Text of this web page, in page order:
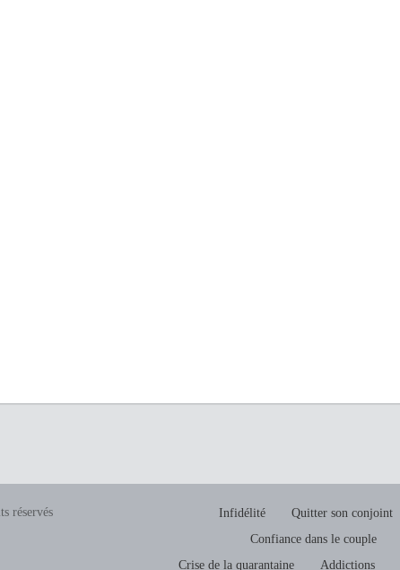
Infidélité Quitter son conjoint
Confiance dans le couple
Crise de la quarantaine
Addictions
réservés